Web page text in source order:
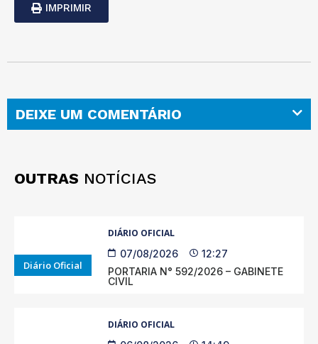
IMPRIMIR
DEIXE UM COMENTÁRIO
OUTRAS NOTÍCIAS
Diário Oficial
DIÁRIO OFICIAL
07/08/2026
12:27
PORTARIA N° 592/2026 – GABINETE
CIVIL
DIÁRIO OFICIAL